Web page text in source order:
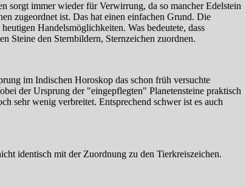
sorgt immer wieder für Verwirrung, da so mancher Edelstein
zugeordnet ist. Das hat einen einfachen Grund. Die
Handelsmöglichkeiten. Was bedeutete, dass
Steine den Sternbildern, Sternzeichen zuordnen.
im Indischen Horoskop das schon früh versuchte
der Ursprung der "eingepflegten" Planetensteine praktisch
sehr wenig verbreitet. Entsprechend schwer ist es auch
identisch mit der Zuordnung zu den Tierkreiszeichen.